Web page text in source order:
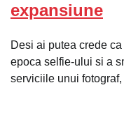
expansiune
Desi ai putea crede
epoca selfie-ului si a
serviciile unui